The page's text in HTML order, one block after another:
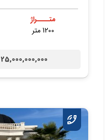
متــــراژ
1200 متر
25,000,000,000 تومان /